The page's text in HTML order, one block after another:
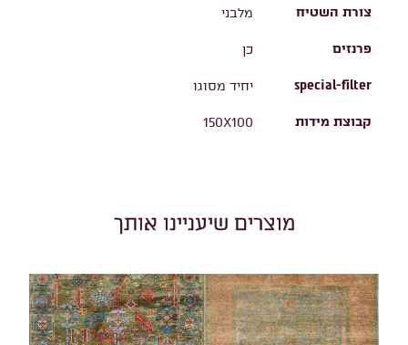
צורת השטיח מלבני
פרנזים כן
special-filter יחיד מסוגו
קבוצת מידות 150X100
מוצרים שיעניינו אותך